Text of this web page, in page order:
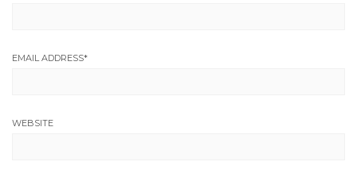
EMAIL ADDRESS*
WEBSITE